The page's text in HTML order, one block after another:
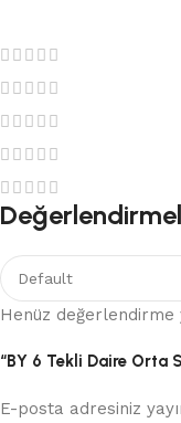
Henüz değerlendirme
“BY 6 Tekli Daire Orta
E-posta adresiniz